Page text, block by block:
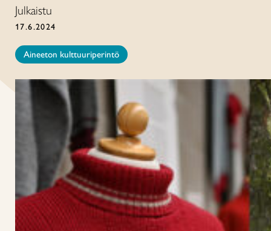
Julkaistu
17.6.2024
Aineeton kulttuuriperintö